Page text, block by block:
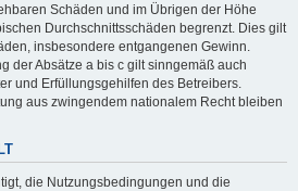
Schäden und im Übrigen der Höhe
Durchschnittsschäden begrenzt. Dies gilt
insbesondere entgangenen Gewinn.
der Absätze a bis c gilt sinngemäß auch
und Erfüllungsgehilfen des Betreibers.
aus zwingendem nationalem Recht bleiben
die Nutzungsbedingungen und die